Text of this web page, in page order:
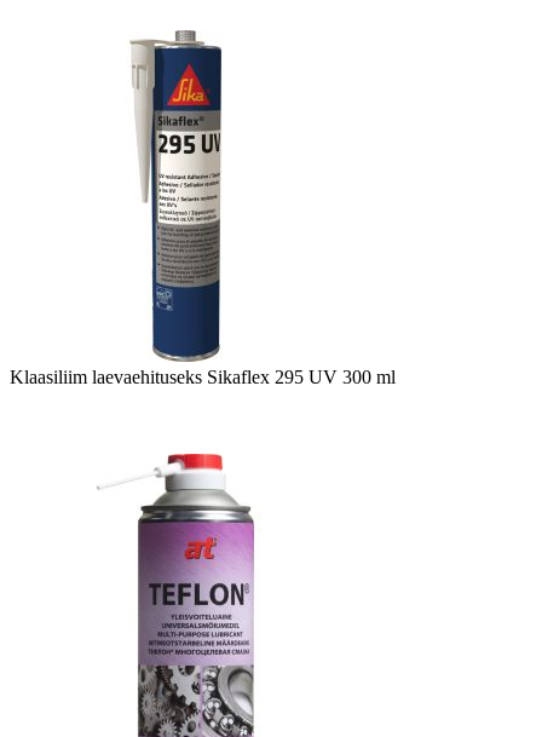
Klaasiliim laevaehituseks Sikaflex 295 UV 300 ml